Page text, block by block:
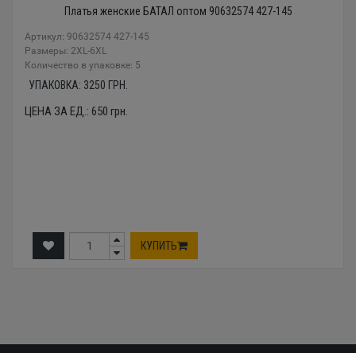
Платья женские БАТАЛ оптом 90632574 427-145
Артикул: 90632574 427-145
Размеры: 2XL-6XL
Количество в упаковке: 5
УПАКОВКА: 3250 ГРН.
ЦЕНА ЗА ЕД.: 650 грн.
КУПИТЬ